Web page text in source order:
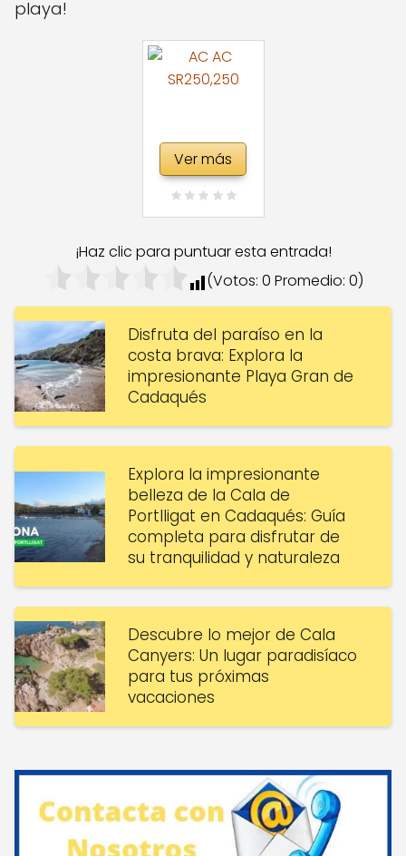
playa!
Ver más
¡Haz clic para puntuar esta entrada!
(Votos: 0 Promedio: 0)
Disfruta del paraíso en la
costa brava: Explora la
impresionante Playa Gran de
Cadaqués
Explora la impresionante
belleza de la Cala de
Portlligat en Cadaqués: Guía
completa para disfrutar de
su tranquilidad y naturaleza
Descubre lo mejor de Cala
Canyers: Un lugar paradisíaco
para tus próximas
vacaciones